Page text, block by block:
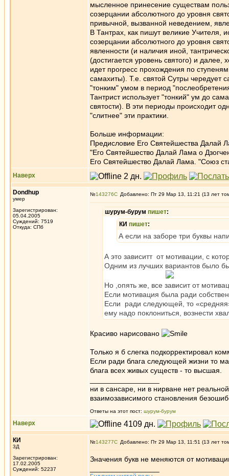
мысленное принесение существам
созерцании абсолютного до уровня
привычной, вызванной неведением,
В Тантрах, как пишут великие Учителя,
созерцании абсолютного до уровня
явленности (и наличия иной,
(достигается уровень святого) и далее,
идет прогресс прохождения по
самахиты). Т.е. святой Сутры чередует
"тонким" умом в период
Тантрист использует "тонкий" ум до
святости). В эти периоды происходит
"слитнее" эти практики.
Больше информации:
Предисловие Его Святейшества Далай
"Его Святейшество Далай Лама о
Его Святейшество Далай Лама. "Союз
Наверх
Dondhup
умер
Зарегистрирован:
05.04.2005
Суждений: 7519
Откуда: СПб
№143276 Добавлено: Пт 29 Мар 13, 11:21 (13 лет
шурум-бурум пишет:
КИ пишет:
А если на заборе три буквы
А это зависитт от мотивации, с
Одним из лучших вариантов было
Но ,опять же, все зависит от
Если мотивация была ради
Если ради следующей, то
ему надо поклониться, вознести
Красиво нарисовано
Только я б слегка подкорректировал
Если ради блага следующей жизни то
блага всех живых существ - то высшая.
ни в сансаре, ни в нирване нет
взаимозависимого становления
Ответы на этот пост: шурум-бурум
Наверх
КИ
3Д
Зарегистрирован:
17.02.2005
Суждений: 52237
№143277 Добавлено: Пт 29 Мар 13, 11:51 (13 лет
Значения букв не меняются от